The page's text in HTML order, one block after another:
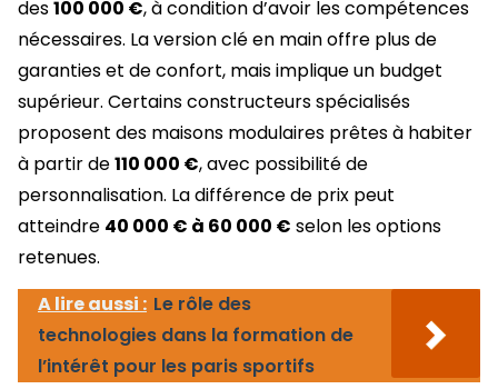
des100 000 €, à condition d’avoir les compétences
nécessaires. La version clé en main offre plus de
garanties et de confort, mais implique un budget
supérieur. Certains constructeurs spécialisés
proposent des maisons modulaires prêtes à habiter
à partir de110 000 €, avec possibilité de
personnalisation. La différence de prix peut
atteindre 40 000 € à 60 000 € selon les options
retenues.
A lire aussi : Le rôle des
technologies dans la formation de
l’intérêt pour les paris sportifs